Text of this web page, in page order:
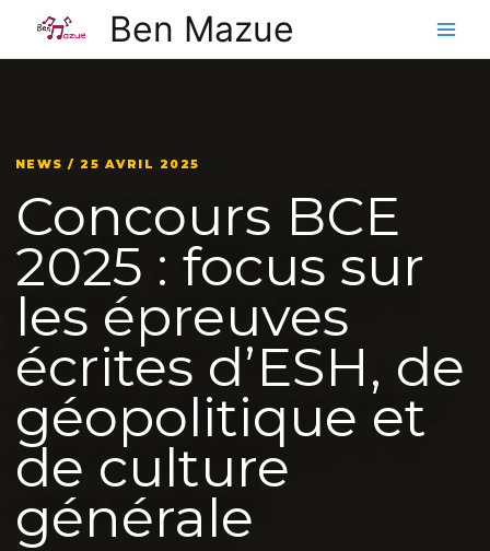
contenu
Ben Mazue
NEWS / 25 AVRIL 2025
Concours BCE
2025 : focus sur
les épreuves
écrites d’ESH, de
géopolitique et
de culture
générale